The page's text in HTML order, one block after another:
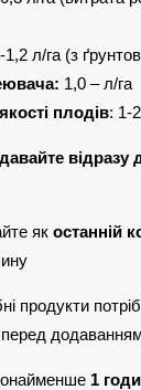
1,2 л/гa (з
1,0 – л/га
плодів: 1-
відразу
як останній
продукти
перед
1